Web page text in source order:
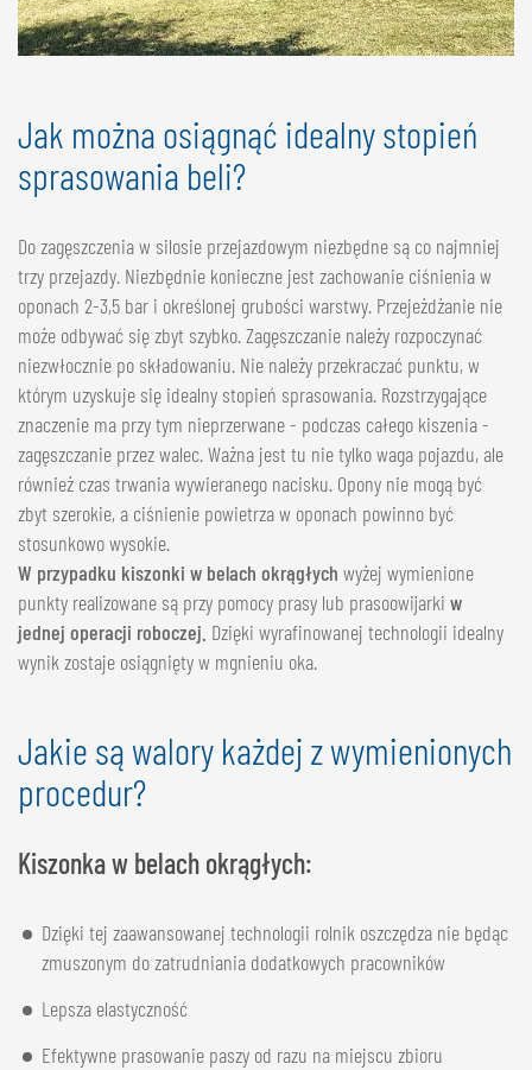
Jak można osiągnąć idealny stopień
sprasowania beli?
Do zagęszczenia w silosie przejazdowym niezbędne są co najmniej
trzy przejazdy. Niezbędnie konieczne jest zachowanie ciśnienia w
oponach 2-3,5 bar i określonej grubości warstwy. Przejeżdżanie nie
może odbywać się zbyt szybko. Zagęszczanie należy rozpoczynać
niezwłocznie po składowaniu. Nie należy przekraczać punktu, w
którym uzyskuje się idealny stopień sprasowania. Rozstrzygające
znaczenie ma przy tym nieprzerwane - podczas całego kiszenia -
zagęszczanie przez walec. Ważna jest tu nie tylko waga pojazdu, ale
również czas trwania wywieranego nacisku. Opony nie mogą być
zbyt szerokie, a ciśnienie powietrza w oponach powinno być
stosunkowo wysokie.
W przypadku kiszonki w belach okrągłych wyżej wymienione
punkty realizowane są przy pomocy prasy lub prasoowijarki w
jednej operacji roboczej. Dzięki wyrafinowanej technologii idealny
wynik zostaje osiągnięty w mgnieniu oka.
Jakie są walory każdej z wymienionych
procedur?
Kiszonka w belach okrągłych:
Dzięki tej zaawansowanej technologii rolnik oszczędza nie będąc
zmuszonym do zatrudniania dodatkowych pracowników
Lepsza elastyczność
Efektywne prasowanie paszy od razu na miejscu zbioru